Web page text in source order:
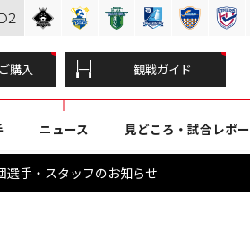
購入 観戦ガイド
ニュース 見どころ・試合レポ
選手・スタッフのお知らせ
2